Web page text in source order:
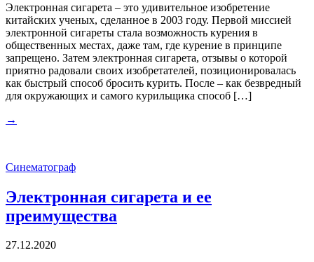
Электронная сигарета – это удивительное изобретение
китайских ученых, сделанное в 2003 году. Первой миссией
электронной сигареты стала возможность курения в
общественных местах, даже там, где курение в принципе
запрещено. Затем электронная сигарета, отзывы о которой
приятно радовали своих изобретателей, позиционировалась
как быстрый способ бросить курить. После – как безвредный
для окружающих и самого курильщика способ […]
→
Синематограф
Электронная сигарета и ее
преимущества
27.12.2020